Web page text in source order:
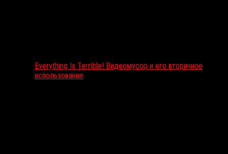
Everything Is Terrible! Видеомусор и его вторичное
использование